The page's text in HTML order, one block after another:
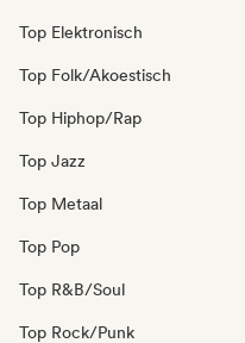
Top Elektronisch
Top Folk/Akoestisch
Top Hiphop/Rap
Top Jazz
Top Metaal
Top Pop
Top R&B/Soul
Top Rock/Punk